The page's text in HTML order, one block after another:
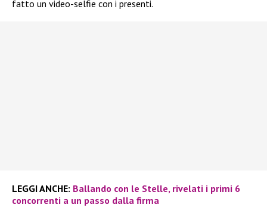
fatto un video-selfie con i presenti.
LEGGI ANCHE: Ballando con le Stelle, rivelati i primi 6
concorrenti a un passo dalla firma